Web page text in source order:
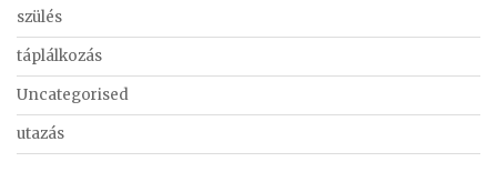
szülés
táplálkozás
Uncategorised
utazás